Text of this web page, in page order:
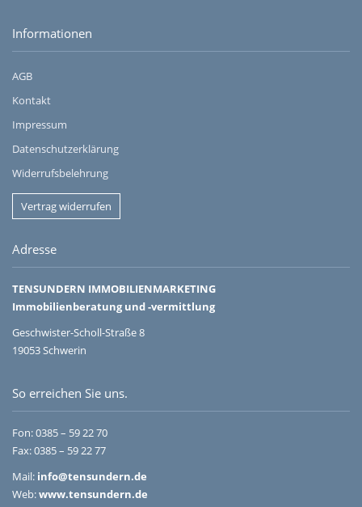
Informationen
AGB
Kontakt
Impressum
Datenschutzerklärung
Widerrufsbelehrung
Vertrag widerrufen
Adresse
TENSUNDERN IMMOBILIENMARKETING
Immobilienberatung und -vermittlung
Geschwister-Scholl-Straße 8
19053 Schwerin
So erreichen Sie uns.
Fon:0385 – 59 22 70
Fax: 0385 – 59 22 77
Mail: info@tensundern.de
Web:www.tensundern.de